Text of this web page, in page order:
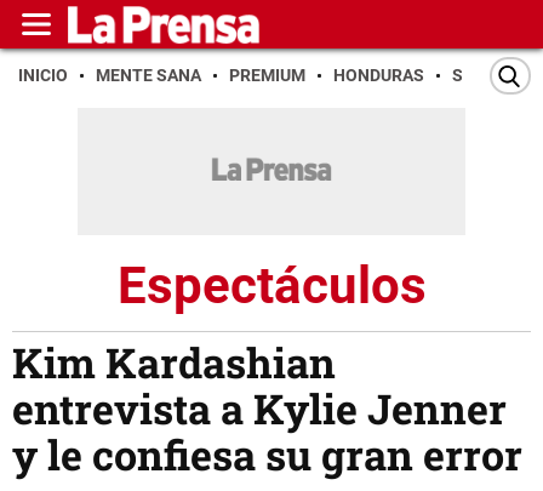
INICIO MENTE SANA PREMIUM HONDURAS SAN PEDRO
Espectáculos
Kim Kardashian
entrevista a Kylie Jenner
y le confiesa su gran error